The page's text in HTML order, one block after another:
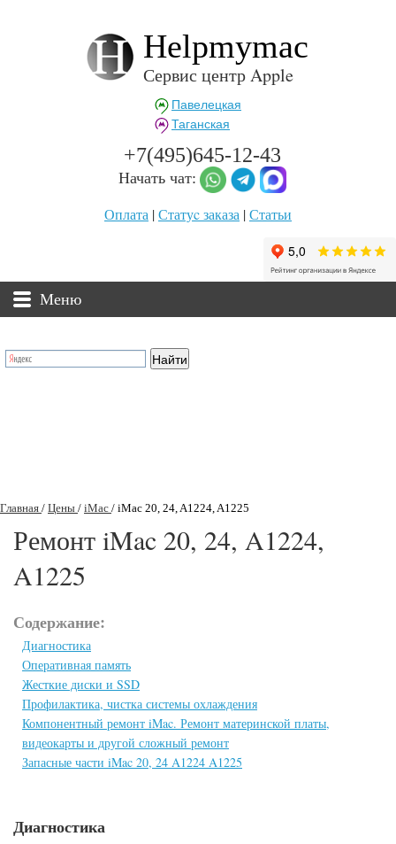
Helpmymac
Сервис центр Apple
Павелецкая
Таганская
+7(495)645-12-43
Начать чат:
Оплата |Статуc заказа |Статьи
Меню
Главная / Цены / iMac / iMac 20, 24, A1224, A1225
Ремонт iMac 20, 24, A1224,
A1225
Содержание:
Диагностика
Оперативная память
Жесткие диски и SSD
Профилактика, чистка системы охлаждения
Компонентный ремонт iMac. Ремонт материнской платы,
видеокарты и другой сложный ремонт
Запасные части iMac 20, 24 A1224 A1225
Диагностика